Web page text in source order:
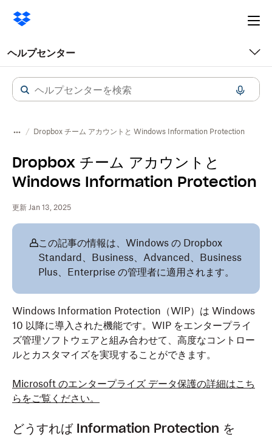
ヘルプセンター
Dropbox チーム アカウントと Windows Information Protection
Dropbox チーム アカウントと
Windows Information Protection
更新 Jan 13, 2025
この記事の情報は、Windows の Dropbox
Standard、Business、Advanced、Business
Plus、Enterprise の管理者に適用されます。
Windows Information Protection（WIP）は Windows
10 以降に導入された機能です。WIP をエンタープライ
ズ管理ソフトウェアと組み合わせて、高度なコントロー
ルとカスタマイズを実現することができます。
Microsoft のエンタープライズ データ保護の詳細はこち
らをご覧ください。
どうすれば Information Protection を